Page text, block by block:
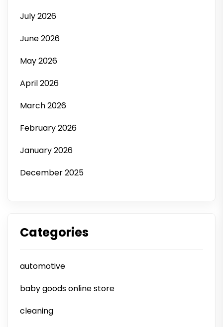
July 2026
June 2026
May 2026
April 2026
March 2026
February 2026
January 2026
December 2025
Categories
automotive
baby goods online store
cleaning